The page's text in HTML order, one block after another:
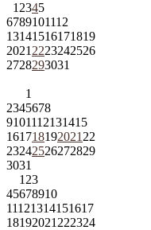
1 2345
6789101112
13141516171819
2021 2223242526
2728293031
1
2345678
9101112131415
161718192021 22
23242526272829
3031
1 23
45678910
11121314151617
18192021 222324